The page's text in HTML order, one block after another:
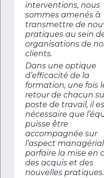
interventions, nous
sommes amenés à
transmettre de
pratiques au sein
organisations de
clients.
Dans une optique
d’efficacité de la
formation, une fois
retour de chacun
poste de travail, il
nécessaire que
puisse être
accompagnée sur
l’aspect
parfaire la mise en
des acquis et des
nouvelles pratiques.